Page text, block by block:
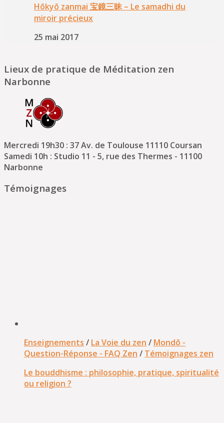
Hōkyō zanmai 宝鏡三昧 – Le samadhi du
miroir précieux
25 mai 2017
Lieux de pratique de Méditation zen
Narbonne
Mercredi 19h30 : 37 Av. de Toulouse 11110 Coursan
Samedi 10h : Studio 11 - 5, rue des Thermes - 11100
Narbonne
Témoignages
Enseignements / La Voie du zen / Mondō -
Question-Réponse - FAQ Zen / Témoignages zen
Le bouddhisme : philosophie, pratique, spiritualité
ou religion ?